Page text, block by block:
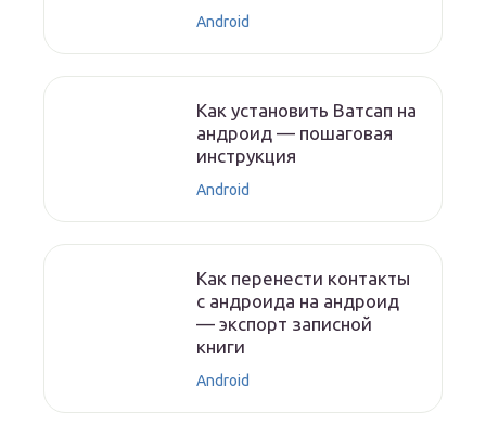
Android
Как установить Ватсап на
андроид — пошаговая
инструкция
Android
Как перенести контакты
с андроида на андроид
— экспорт записной
книги
Android